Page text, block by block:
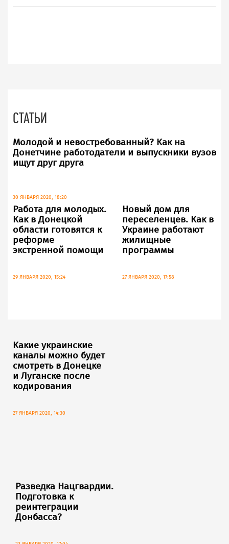
СТАТЬИ
Молодой и невостребованный? Как на
Донетчине работодатели и выпускники вузов
ищут друг друга
30 ЯНВАРЯ 2020, 18:20
Работа для молодых.
Как в Донецкой
области готовятся к
реформе
экстренной помощи
29 ЯНВАРЯ 2020, 15:24
Новый дом для
переселенцев. Как в
Украине работают
жилищные
программы
27 ЯНВАРЯ 2020, 17:58
Какие украинские
каналы можно будет
смотреть в Донецке
и Луганске после
кодирования
27 ЯНВАРЯ 2020, 14:30
Разведка Нацгвардии.
Подготовка к
реинтеграции
Донбасса?